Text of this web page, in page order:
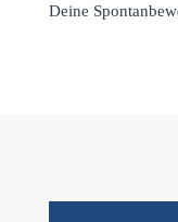
Deine